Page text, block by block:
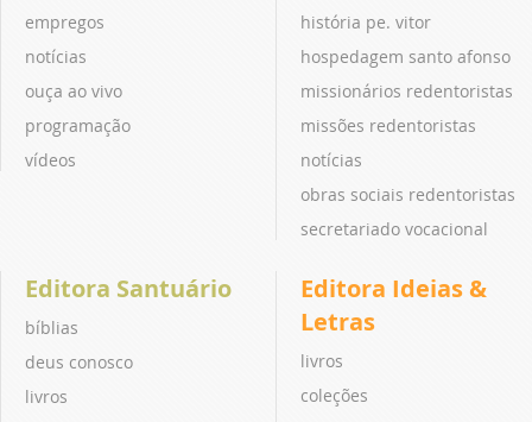
empregos
notícias
ouça ao vivo
programação
vídeos
história pe. vitor
hospedagem santo afonso
missionários redentoristas
missões redentoristas
notícias
obras sociais redentoristas
secretariado vocacional
Editora Santuário
bíblias
deus conosco
livros
Editora Ideias &
Letras
livros
coleções